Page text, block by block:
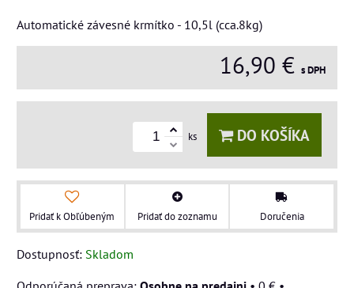
Automatické závesné krmítko - 10,5l (cca.8kg)
16,90 € s DPH
ks DO KOŠÍKA
Pridať k Obľúbeným Pridať do zoznamu Doručenia
Dostupnosť: Skladom